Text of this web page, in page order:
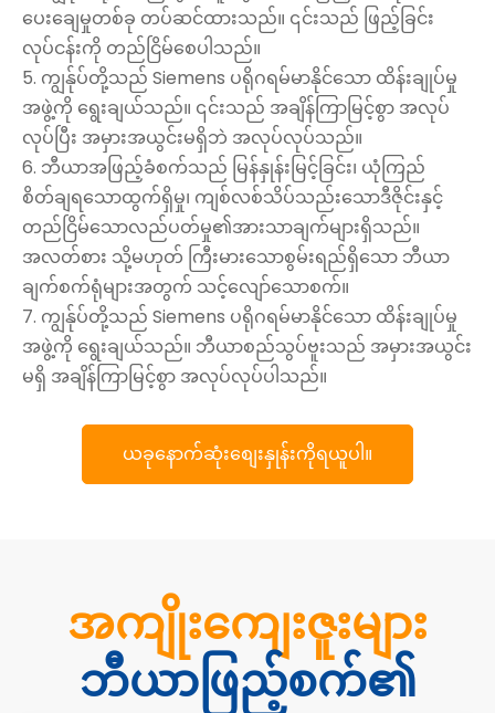
ပေးချေမှုတစ်ခု တပ်ဆင်ထားသည်။ ၎င်းသည် ဖြည့်ခြင်း
လုပ်ငန်းကို တည်ငြိမ်စေပါသည်။
5. ကျွန်ုပ်တို့သည် Siemens ပရိုဂရမ်မာနိုင်သော ထိန်းချုပ်မှု
အဖွဲ့ကို ရွေးချယ်သည်။ ၎င်းသည် အချိန်ကြာမြင့်စွာ အလုပ်
လုပ်ပြီး အမှားအယွင်းမရှိဘဲ အလုပ်လုပ်သည်။
6. ဘီယာအဖြည့်ခံစက်သည် မြန်နှုန်းမြင့်ခြင်း၊ ယုံကြည်
စိတ်ချရသောထွက်ရှိမှု၊ ကျစ်လစ်သိပ်သည်းသောဒီဇိုင်းနှင့်
တည်ငြိမ်သောလည်ပတ်မှု၏အားသာချက်များရှိသည်။
အလတ်စား သို့မဟုတ် ကြီးမားသောစွမ်းရည်ရှိသော ဘီယာ
ချက်စက်ရုံများအတွက် သင့်လျော်သောစက်။
7. ကျွန်ုပ်တို့သည် Siemens ပရိုဂရမ်မာနိုင်သော ထိန်းချုပ်မှု
အဖွဲ့ကို ရွေးချယ်သည်။ ဘီယာစည်သွပ်ဗူးသည် အမှားအယွင်း
မရှိ အချိန်ကြာမြင့်စွာ အလုပ်လုပ်ပါသည်။
ယခုနောက်ဆုံးစျေးနှုန်းကိုရယူပါ။
အကျိုးကျေးဇူးများ
ဘီယာဖြည့်စက်၏